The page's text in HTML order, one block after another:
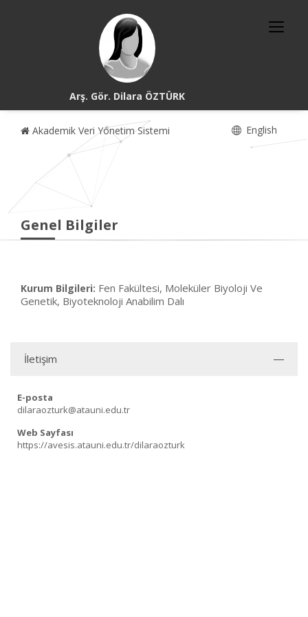
Arş. Gör. Dilara ÖZTÜRK
Akademik Veri Yönetim Sistemi English
Genel Bilgiler
Kurum Bilgileri: Fen Fakültesi, Moleküler Biyoloji Ve
Genetik, Biyoteknoloji Anabilim Dalı
İletişim
E-posta
dilaraozturk@atauni.edu.tr
Web Sayfası
https://avesis.atauni.edu.tr/dilaraozturk